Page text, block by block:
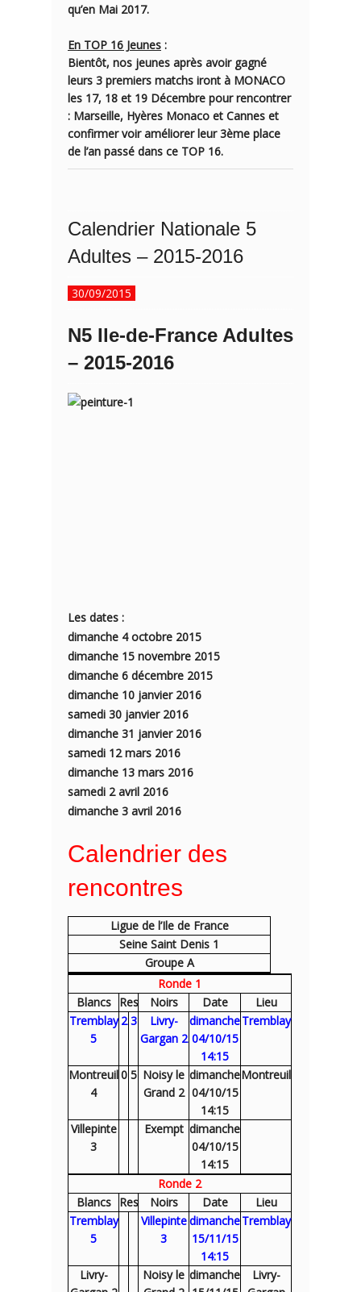
qu’en Mai 2017.
En TOP 16 Jeunes :
Bientôt, nos jeunes après avoir gagné
leurs 3 premiers matchs iront à MONACO
les 17, 18 et 19 Décembre pour rencontrer
: Marseille, Hyères Monaco et Cannes et
confirmer voir améliorer leur3ème place
de l’an passé dans ce TOP 16.
Calendrier Nationale 5
Adultes – 2015-2016
30/09/2015
N5 Ile-de-France Adultes
– 2015-2016
Les dates :
dimanche 4 octobre 2015
dimanche 15 novembre 2015
dimanche 6 décembre 2015
dimanche 10 janvier 2016
samedi 30 janvier 2016
dimanche 31 janvier 2016
samedi 12 mars 2016
dimanche 13 mars 2016
samedi 2 avril 2016
dimanche 3 avril 2016
Calendrier des
rencontres
Ligue de l’Ile de France
Seine Saint Denis 1
Groupe A
Ronde 1
Blancs
Res Noirs Date
Lieu
Tremblay
5
2 3
Livry-
Gargan 2
dimanche
04/10/15
14:15
Tremblay
Montreuil
4
0 5 Noisy le
Grand 2
dimanche
04/10/15
14:15
Montreuil
Villepinte
3
Exempt dimanche
04/10/15
14:15
Ronde 2
Blancs
Res Noirs Date
Lieu
Tremblay
5
Villepinte
3
dimanche
15/11/15
14:15
Tremblay
Livry-
Noisy le dimanche
Livry-